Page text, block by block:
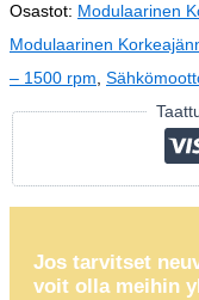
Osastot: Modulaarinen
Modulaarinen
– 1500 rpm
Jos tarvitset
voit olla meihin